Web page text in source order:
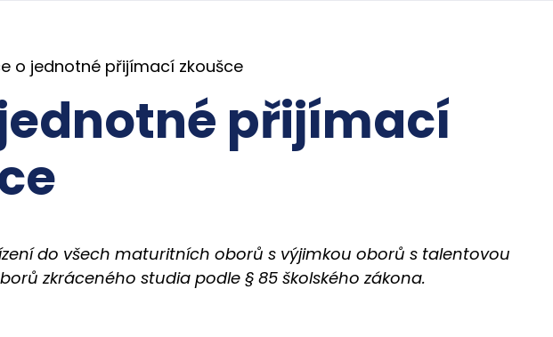
o jednotné přijímací zkoušce
přijímací
do všech maturitních oborů s výjimkou oborů s talentovou
zkráceného studia podle § 85 školského zákona.